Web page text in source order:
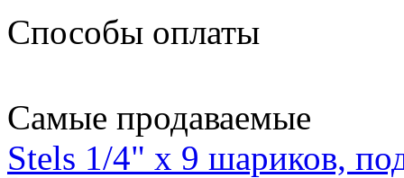
Способы оплаты
Самые продаваемые
Stels 1/4" х 9 шариков,